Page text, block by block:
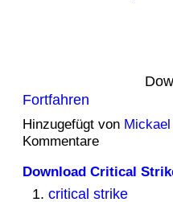
Fortfahren
Hinzugefügt von
Kommentare
Download Critical
critical strike